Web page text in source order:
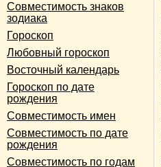
Совместимость знаков
зодиака
Гороскоп
Любовный гороскоп
Восточный календарь
Гороскоп по дате
рождения
Совместимость имен
Совместимость по дате
рождения
Совместимость по годам